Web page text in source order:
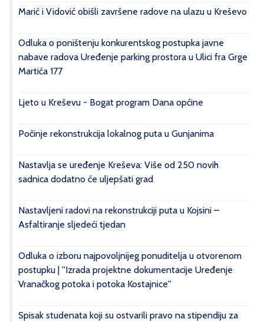
Marić i Vidović obišli završene radove na ulazu u Kreševo
Odluka o poništenju konkurentskog postupka javne
nabave radova Uređenje parking prostora u Ulici fra Grge
Martića 177
Ljeto u Kreševu - Bogat program Dana općine
Počinje rekonstrukcija lokalnog puta u Gunjanima
Nastavlja se uređenje Kreševa: Više od 250 novih
sadnica dodatno će uljepšati grad
Nastavljeni radovi na rekonstrukciji puta u Kojsini –
Asfaltiranje sljedeći tjedan
Odluka o izboru najpovoljnijeg ponuditelja u otvorenom
postupku | ''Izrada projektne dokumentacije Uređenje
Vranačkog potoka i potoka Kostajnice''
Spisak studenata koji su ostvarili pravo na stipendiju za